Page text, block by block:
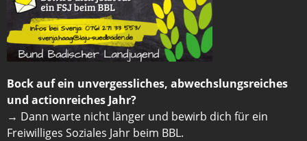
Bock auf ein unvergessliches, abwechslungsreiches
und actionreiches Jahr?
→ Dann warte nicht länger und bewirb dich für ein
Freiwilliges Soziales Jahr beim BBL.